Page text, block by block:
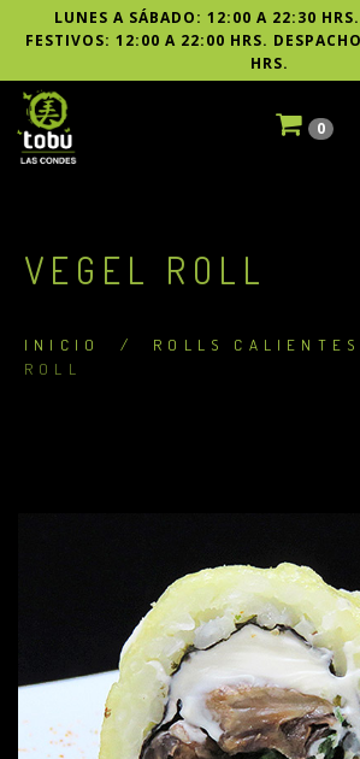
LUNES A SÁBADO: 12:00 A 22:30
FESTIVOS: 12:00 A 22:00 HRS.
HRS.
0
VEGEL ROLL
INICIO / ROLLS CALIENTES
ROLL